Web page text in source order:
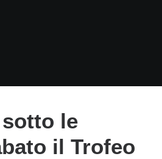
le
il Trofeo